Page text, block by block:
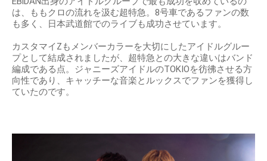
は、ももクロの流れを汲む超特急。8号車であるファンの数
も多く、日本武道館でのライブも成功させています。
カスタマイZもメンバーカラーを大切にしたアイドルグルー
プとして結成されましたが、超特急との大きな違いはバンド
編成である点。ジャニーズアイドルのTOKIOを彷彿させる方
向性であり、キャッチーな音楽とルックスでファンを獲得し
ていたのです。